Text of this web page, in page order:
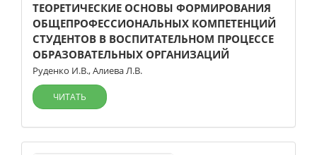
ТЕОРЕТИЧЕСКИЕ ОСНОВЫ ФОРМИРОВАНИЯ
ОБЩЕПРОФЕССИОНАЛЬНЫХ КОМПЕТЕНЦИЙ
СТУДЕНТОВ В ВОСПИТАТЕЛЬНОМ ПРОЦЕССЕ
ОБРАЗОВАТЕЛЬНЫХ ОРГАНИЗАЦИЙ
Руденко И.В.,Алиева Л.В.
ЧИТАТЬ